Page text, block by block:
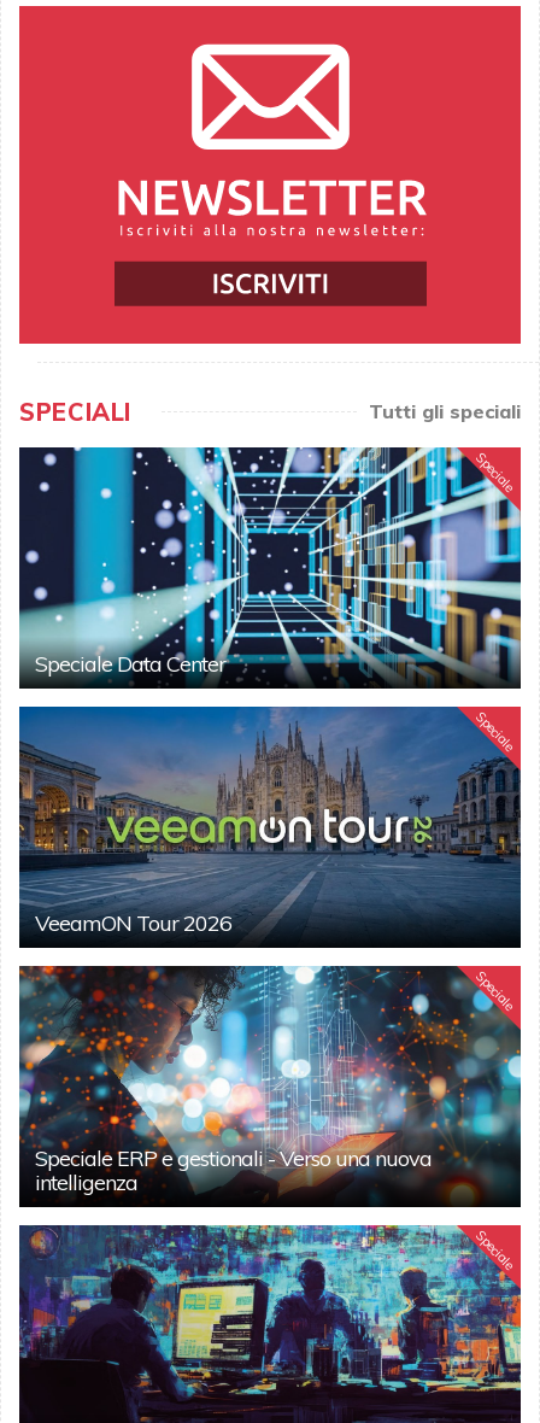
SPECIALI Tutti gli speciali
Speciale
Speciale Data Center
Speciale
VeeamON Tour 2026
Speciale
Speciale ERP e gestionali - Verso una nuova
intelligenza
Speciale